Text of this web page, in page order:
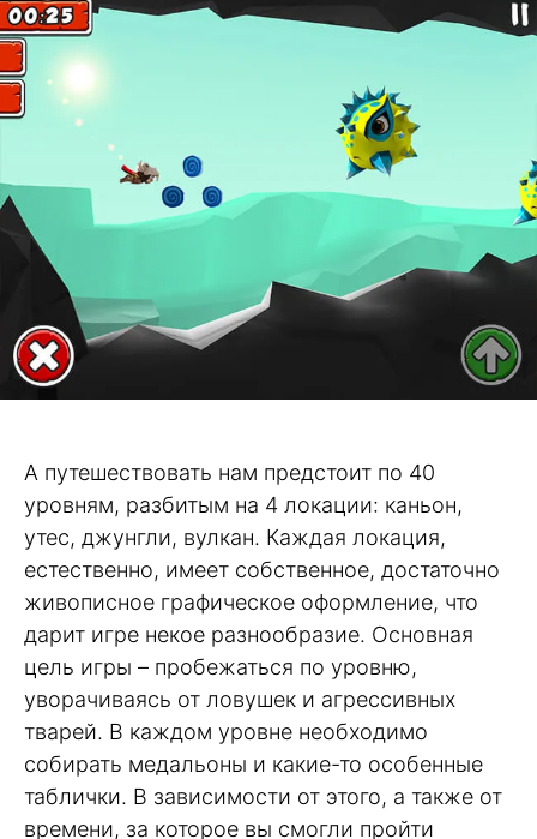
А путешествовать нам предстоит по 40
уровням, разбитым на 4 локации: каньон,
утес, джунгли, вулкан. Каждая локация,
естественно, имеет собственное, достаточно
живописное графическое оформление, что
дарит игре некое разнообразие. Основная
цель игры – пробежаться по уровню,
уворачиваясь от ловушек и агрессивных
тварей. В каждом уровне необходимо
собирать медальоны и какие-то особенные
таблички. В зависимости от этого, а также от
времени, за которое вы смогли пройти